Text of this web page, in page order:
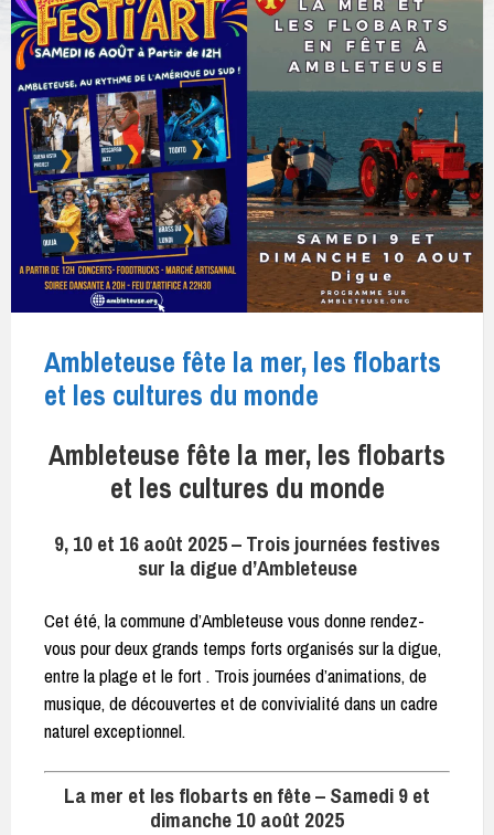
Ambleteuse fête la mer, les flobarts
et les cultures du monde
Ambleteuse fête la mer, les flobarts
et les cultures du monde
9, 10 et 16 août 2025 – Trois journées festives
sur la digue d’Ambleteuse
Cet été, la commune d’Ambleteuse vous donne rendez-
vous pour deux grands temps forts organisés sur la digue,
entre la plage et le fort . Trois journées d’animations, de
musique, de découvertes et de convivialité dans un cadre
naturel exceptionnel.
La mer et les flobarts en fête – Samedi 9 et
dimanche 10 août 2025